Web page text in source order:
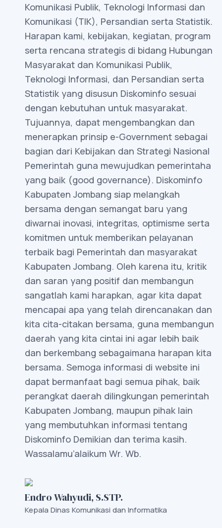
Komunikasi Publik, Teknologi Informasi dan
Komunikasi (TIK), Persandian serta Statistik.
Harapan kami, kebijakan, kegiatan, program
serta rencana strategis di bidang Hubungan
Masyarakat dan Komunikasi Publik,
Teknologi Informasi, dan Persandian serta
Statistik yang disusun Diskominfo sesuai
dengan kebutuhan untuk masyarakat.
Tujuannya, dapat mengembangkan dan
menerapkan prinsip e-Government sebagai
bagian dari Kebijakan dan Strategi Nasional
Pemerintah guna mewujudkan pemerintaha
yang baik (good governance). Diskominfo
Kabupaten Jombang siap melangkah
bersama dengan semangat baru yang
diwarnai inovasi, integritas, optimisme serta
komitmen untuk memberikan pelayanan
terbaik bagi Pemerintah dan masyarakat
Kabupaten Jombang. Oleh karena itu, kritik
dan saran yang positif dan membangun
sangatlah kami harapkan, agar kita dapat
mencapai apa yang telah direncanakan dan
kita cita-citakan bersama, guna membangun
daerah yang kita cintai ini agar lebih baik
dan berkembang sebagaimana harapan kita
bersama. Semoga informasi di website ini
dapat bermanfaat bagi semua pihak, baik
perangkat daerah dilingkungan pemerintah
Kabupaten Jombang, maupun pihak lain
yang membutuhkan informasi tentang
Diskominfo Demikian dan terima kasih.
Wassalamu’alaikum Wr. Wb.
Endro Wahyudi, S.STP.
Kepala Dinas Komunikasi dan Informatika